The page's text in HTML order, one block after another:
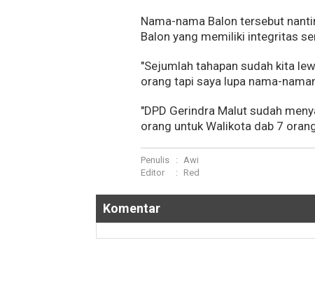
Nama-nama Balon tersebut
Balon yang memiliki integritas
"Sejumlah tahapan sudah kita
orang tapi saya lupa nama-
"DPD Gerindra Malut sudah
orang untuk Walikota dab 7
Penulis :
Awi
Editor
: Red
Komentar